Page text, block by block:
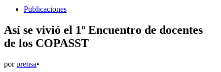
Publicaciones
Así se vivió el 1º Encuentro de docentes
de los COPASST
porprensa•